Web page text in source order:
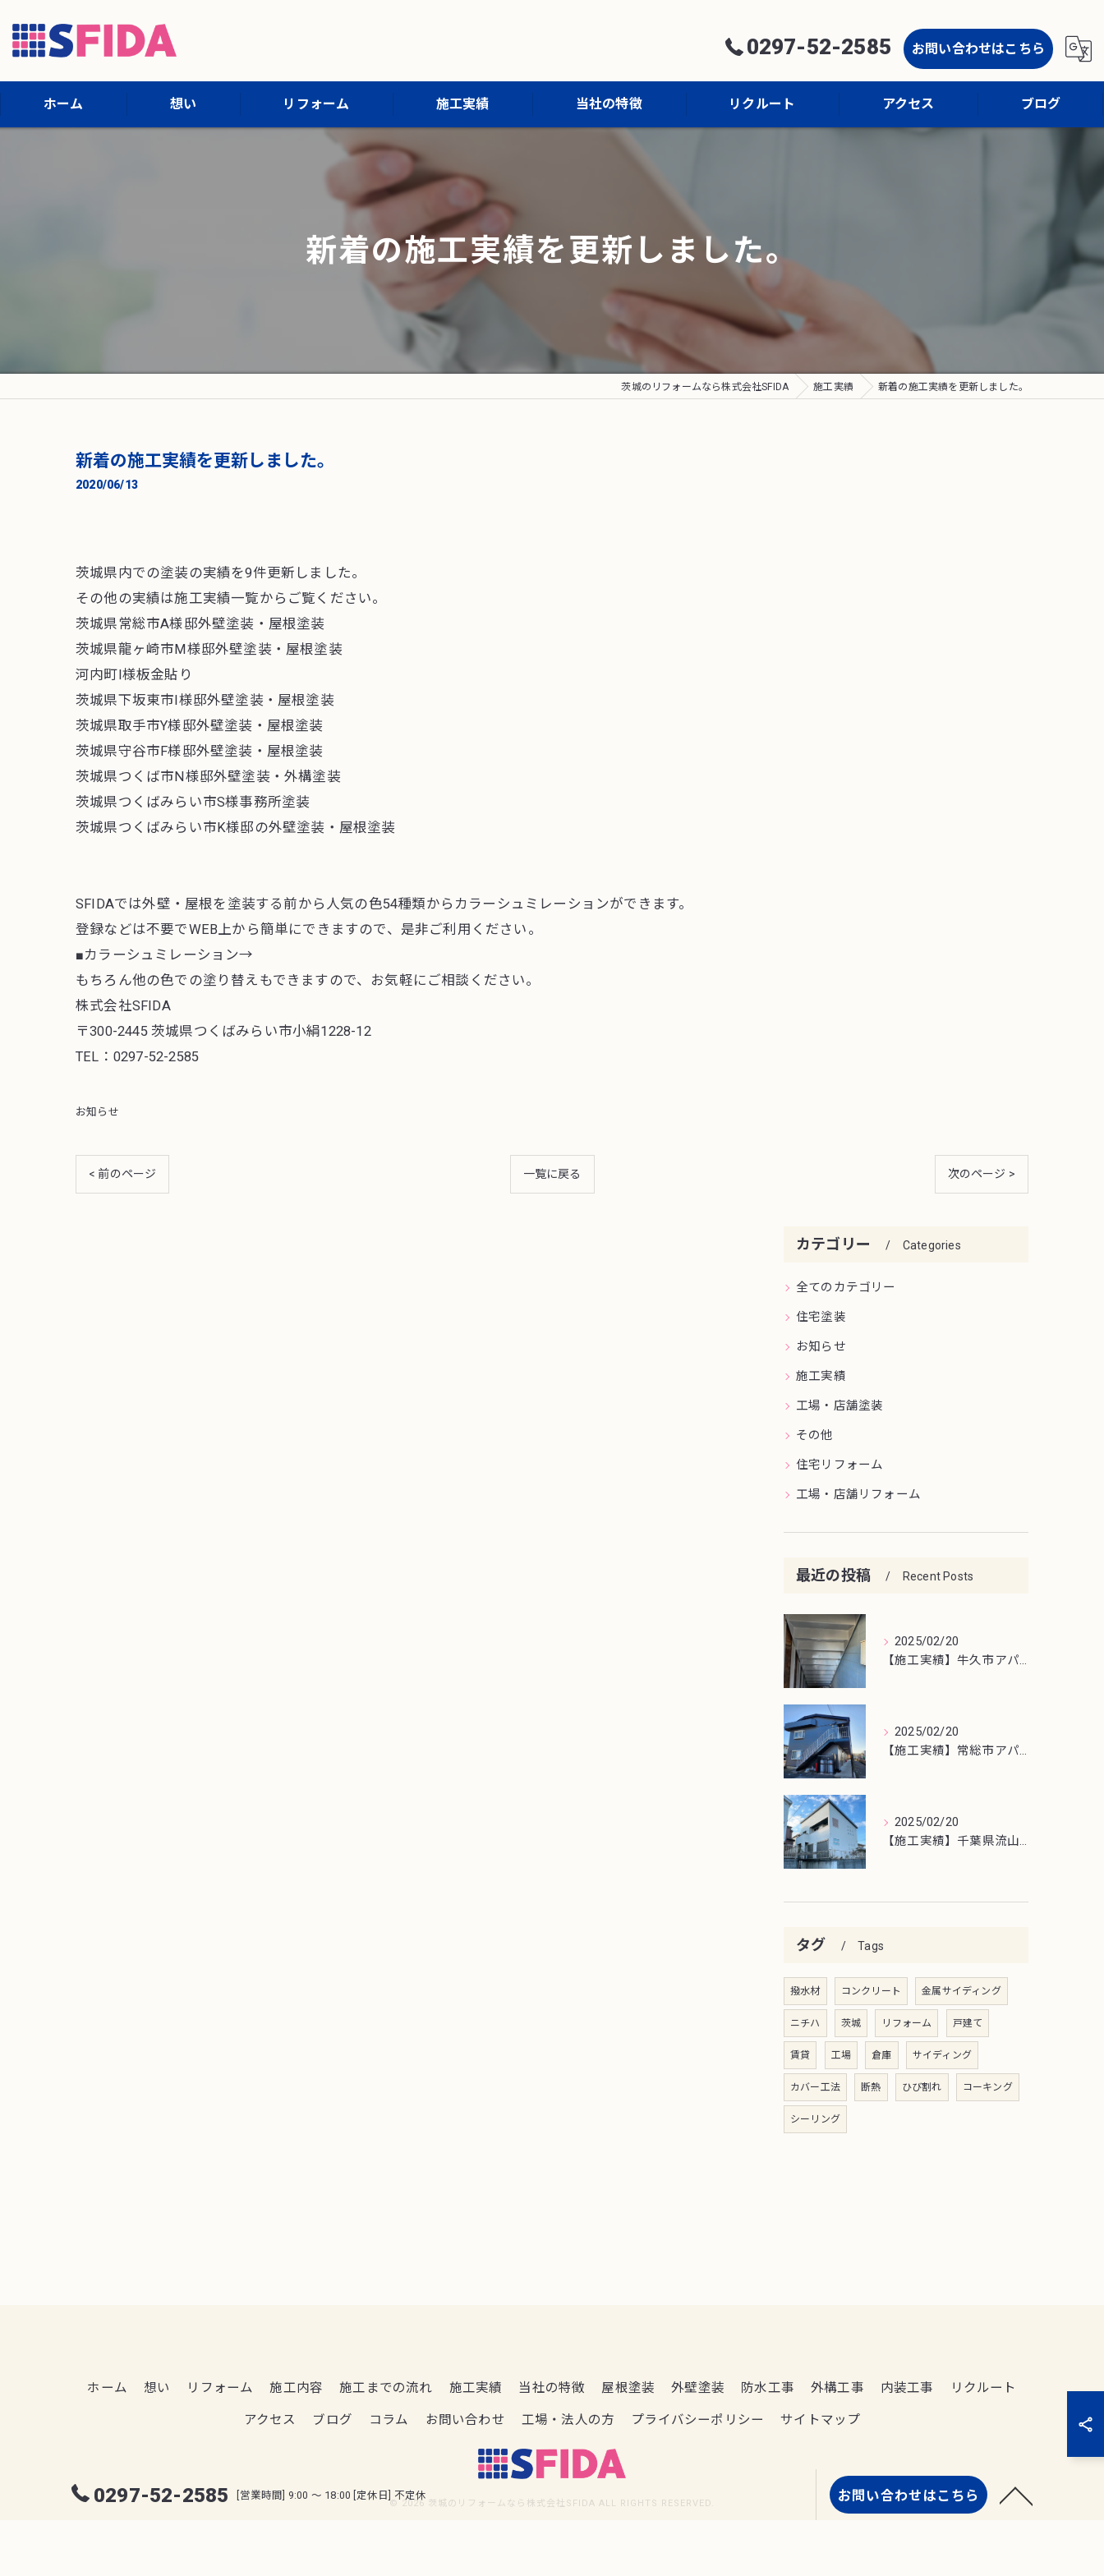
0297-52-2585 お問い合わせはこちら
ホーム 想い リフォーム
施工までの流れ
施工実績 当社の特徴
防水工事
リクルート アクセス ブログ
新着の施工実績を更新しました。
茨城のリフォームなら株式会社SFIDA 施工実績 新着の施工実績を更新しました。
新着の施工実績を更新しました。
2020/06/13
茨城県内での塗装の実績を9件更新しました。
その他の実績は施工実績一覧からご覧ください。
茨城県常総市A様邸外壁塗装・屋根塗装
茨城県龍ヶ崎市M様邸外壁塗装・屋根塗装
河内町I様板金貼り
茨城県下坂東市I様邸外壁塗装・屋根塗装
茨城県取手市Y様邸外壁塗装・屋根塗装
茨城県守谷市F様邸外壁塗装・屋根塗装
茨城県つくば市N様邸外壁塗装・外構塗装
茨城県つくばみらい市S様事務所塗装
茨城県つくばみらい市K様邸の外壁塗装・屋根塗装
SFIDAでは外壁・屋根を塗装する前から人気の色54種類からカラーシュミレーションができます。
登録などは不要でWEB上から簡単にできますので、是非ご利用ください。
■カラーシュミレーション→
もちろん他の色での塗り替えもできますので、お気軽にご相談ください。
株式会社SFIDA
〒300-2445 茨城県つくばみらい市小絹1228-12
TEL： 0297-52-2585
お知らせ
< 前のページ 一覧に戻る 次のページ >
カテゴリー Categories
全てのカテゴリー
住宅塗装
お知らせ
施工実績
工場・店舗塗装
その他
住宅リフォーム
工場・店舗リフォーム
最近の投稿 Recent Posts
2025/02/20
【施工実績】牛久市アパート鉄骨階段塗装
2025/02/20
【施工実績】常総市アパート屋根・外壁塗装工事
2025/02/20
【施工実績】千葉県流山市外壁塗装工事
タグ Tags
撥水材 コンクリート 金属サイディング
ニチハ 茨城 リフォーム 戸建て
賃貸 工場 倉庫 サイディング
カバー工法 断熱 ひび割れ コーキング
シーリング
0297-52-2585 [営業時間] 9:00 ～ 18:00 [定休日] 不定休 お問い合わせはこちら
ホーム 想い リフォーム 施工内容 施工までの流れ 施工実績 当社の特徴 屋根塗装 外壁塗装 防水工事 外構工事 内装工事 リクルート
アクセス ブログ コラム お問い合わせ 工場・法人の方 プライバシーポリシー サイトマップ
© 2026 茨城のリフォームなら株式会社SFIDA ALL RIGHTS RESERVED.